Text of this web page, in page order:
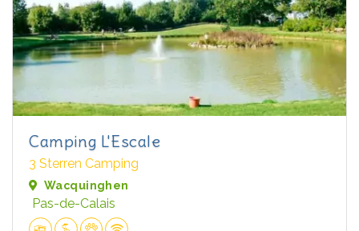
Camping L'Escale
3 Sterren Camping
Wacquinghen
Pas-de-Calais